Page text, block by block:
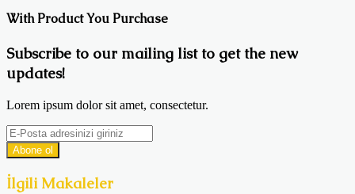
With Product You Purchase
Subscribe to our mailing list to get the new
updates!
Lorem ipsum dolor sit amet, consectetur.
E-
Posta
adresinizi
giriniz
İlgili Makaleler